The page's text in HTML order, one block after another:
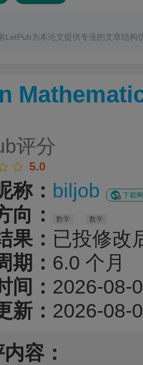
LetPub为本论文提供专业的文章结构
料设计思路、性能分析及机理讨论之
文创新点也得到了更加突出的呈现。
务过程中沟通及时、反馈高效，修改
性，为论文顺利投稿并发表于
重要帮助。
评分
5.0
称： biljob 下载
向： 数学 数学
果： 已投修改
期： 6.0 个月
间： 2026-08-
新： 2026-08-
容：